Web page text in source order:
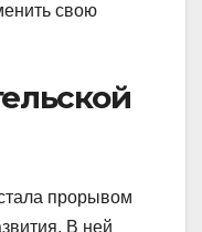
свою
прорывом
В ней